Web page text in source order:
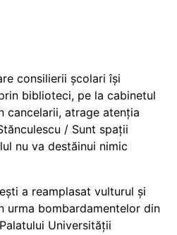
consilierii școlari își
biblioteci, pe la cabinetul
cancelarii, atrage atenția
/ Sunt spații
nu va destăinui nimic
a reamplasat vulturul și
urma bombardamentelor din
Universității